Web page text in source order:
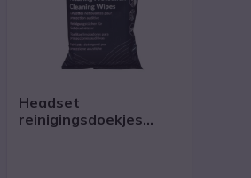
Headset
reinigingsdoekjes